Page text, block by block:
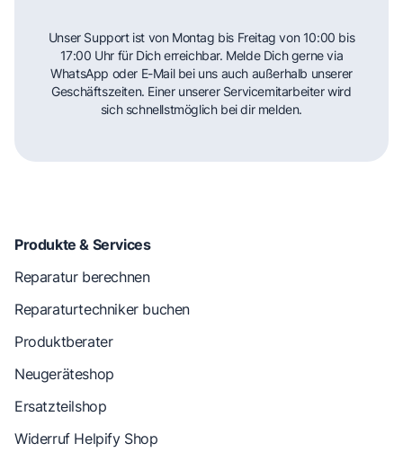
Unser Support ist von Montag bis Freitag von 10:00 bis
17:00 Uhr für Dich erreichbar. Melde Dich gerne via
WhatsApp oder E-Mail bei uns auch außerhalb unserer
Geschäftszeiten. Einer unserer Servicemitarbeiter wird
sich schnellstmöglich bei dir melden.
Produkte & Services
Reparatur berechnen
Reparaturtechniker buchen
Produktberater
Neugeräteshop
Ersatzteilshop
Widerruf Helpify Shop